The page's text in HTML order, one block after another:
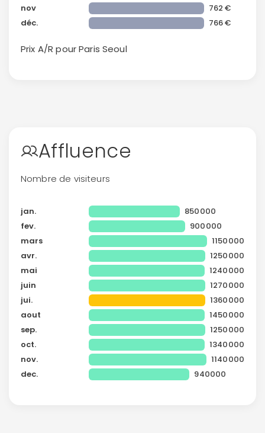
nov
762 €
déc.
766 €
Prix A/R pour Paris Seoul
Affluence
Nombre de visiteurs
jan.
850000
fev.
900000
mars
1150000
avr.
1250000
mai
1240000
juin
1270000
jui.
1360000
aout
1450000
sep.
1250000
oct.
1340000
nov.
1140000
dec.
940000
Continuer avec Apple